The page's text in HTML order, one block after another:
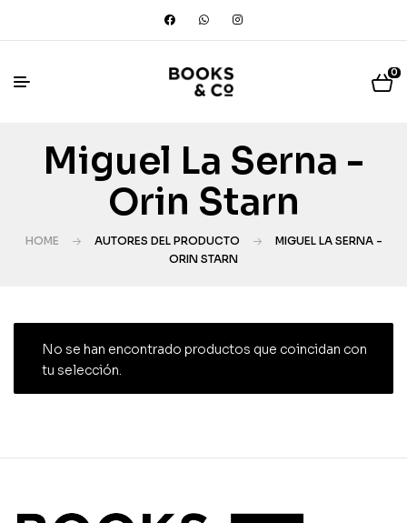
0
Miguel La Serna -
Orin Starn
HOME AUTORES DEL PRODUCTO
MIGUEL LA SERNA -
ORIN STARN
No se han encontrado productos que coincidan con
tu selección.